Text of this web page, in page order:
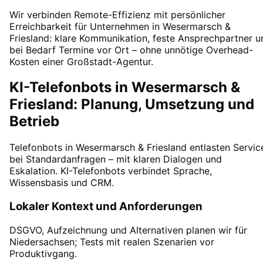
Wir verbinden Remote-Effizienz mit persönlicher
Erreichbarkeit für Unternehmen in Wesermarsch &
Friesland: klare Kommunikation, feste Ansprechpartner
bei Bedarf Termine vor Ort – ohne unnötige Overhead-
Kosten einer Großstadt-Agentur.
KI-Telefonbots in Wesermarsch &
Friesland: Planung, Umsetzung und
Betrieb
Telefonbots in Wesermarsch & Friesland entlasten
bei Standardanfragen – mit klaren Dialogen und
Eskalation. KI-Telefonbots verbindet Sprache,
Wissensbasis und CRM.
Lokaler Kontext und Anforderungen
DSGVO, Aufzeichnung und Alternativen planen wir für
Niedersachsen; Tests mit realen Szenarien vor
Produktivgang.